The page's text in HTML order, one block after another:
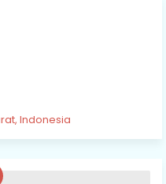
Indonesia